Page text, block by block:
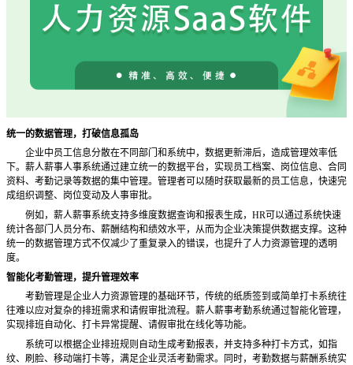
统一的数据管理，打破信息孤岛
企业中员工信息分散在不同部门和系统中，数据更新滞后，造成管理效率低
下。薪人薪事人事系统通过建立统一的数据平台，实现员工档案、岗位信息、合同
资料、考勤记录等数据的集中管理。管理者可以随时获取最新的员工信息，快速完
成组织调整、岗位变动及人事审批。
例如，薪人薪事系统支持多维度数据查询和报表生成， HR可以通过系统快速
统计各部门人员分布、薪酬结构和绩效水平，从而为企业决策提供数据支撑。这种
统一的数据管理方式不仅减少了重复录入的错误，也提升了人力资源管理的透明
度。
智能化考勤管理，提升管理效率
考勤管理是企业人力资源管理的基础环节，传统的纸质签到或简单打卡系统往
往难以应对复杂的排班需求和请假审批流程。薪人薪事考勤系统通过智能化管理，
实现排班自动化、打卡异常提醒、请假审批在线化等功能。
系统可以根据企业排班规则自动生成考勤报表，并支持多种打卡方式，如指
纹、刷脸、移动端打卡等，满足企业灵活考勤需求。同时，考勤数据与薪酬系统实